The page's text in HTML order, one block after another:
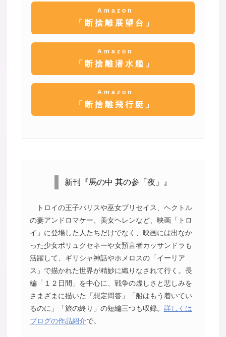
Amazon
「断捨離展望台」
Amazon
「断捨離潜水艦」
Amazon
「断捨離飛行艇」
新刊『馬の中 其の参「夜」』
トロイの王子パリスや巫女ブリセイス、ヘクトル
の妻アンドロマケー、美女ヘレンなど、映画「トロ
イ」に登場した人たちだけでなく、映画には出なか
った少女ポリュクセネーや女預言者カッサンドラも
活躍して、ギリシャ神話やホメロスの「イーリア
ス」で描かれた世界が精妙に織りなされて行く。長
編「１２日間」を中心に、戦争の虚しさと悲しみを
さまざまに描いた「想定問答」「船はもう着いてい
るのに」「旅の終り」の短編三つも収録。 詳しくは
ブログの作品紹介で。